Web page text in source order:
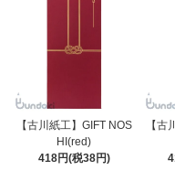
【古川紙工】GIFT NOS
HI(red)
418円(税38円)
【